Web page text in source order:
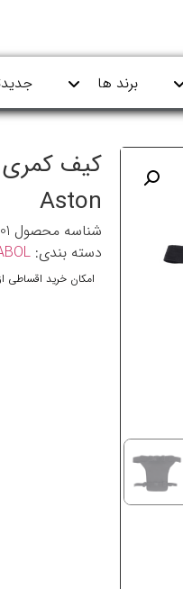
برند ها
Aston
شناسه محصول
دسته بندی:
امکان خرید اقساطی